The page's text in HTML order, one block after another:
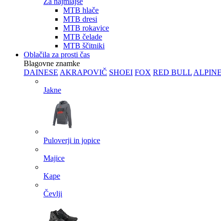
MTB hlače
MTB dresi
MTB rokavice
MTB čelade
MTB ščitniki
Oblačila za prosti čas
Blagovne znamke
DAINESE AKRAPOVIČ SHOEI FOX RED BULL
Jakne
Puloverji in jopice
Majice
Kape
Čevlji